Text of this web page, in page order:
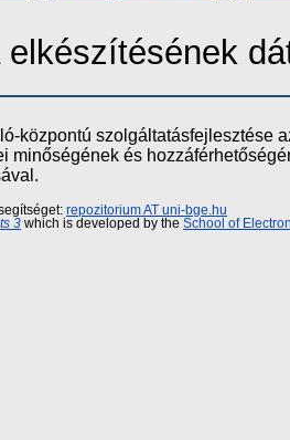
elkészítésének
központú szolgáltatásfejlesztése
minőségének és
repozitorium AT uni-bge.hu
3 which is developed by the School of